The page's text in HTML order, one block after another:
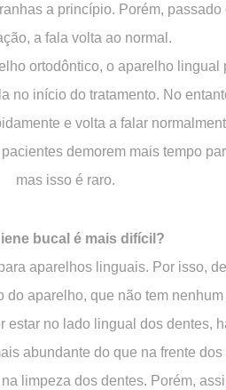
a princípio. Porém, passado
a fala volta ao normal.
ortodôntico, o aparelho lingual
no início do tratamento. No
e volta a falar
demorem mais tempo
mas isso é raro.
bucal é mais difícil?
aparelhos linguais. Por isso,
do aparelho, que não tem nenhum
estar no lado lingual dos dentes,
abundante do que na frente dos
limpeza dos dentes. Porém,